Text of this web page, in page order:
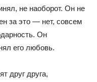
не наоборот. Он не
за это — нет, совсем
Он
его любовь.
друг друга,